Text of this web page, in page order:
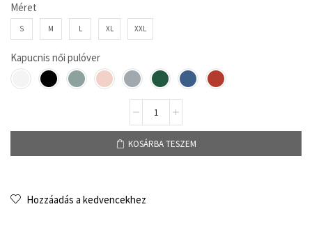
Méret
S M L XL XXL
Kapucnis női pulóver
KOSÁRBA TESZEM
Hozzáadás a kedvencekhez